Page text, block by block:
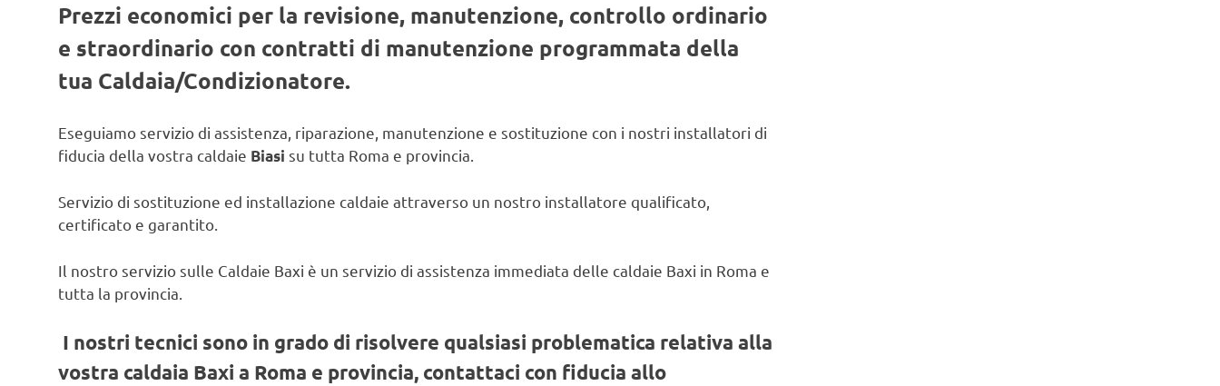
Prezzi economici per la revisione, manutenzione, controllo ordinario
e straordinario con contratti di manutenzione programmata della
tua Caldaia/Condizionatore.
Eseguiamo servizio di assistenza, riparazione, manutenzione e sostituzione con i nostri installatori di
fiducia della vostra caldaie Biasi su tutta Roma e provincia.
Servizio di sostituzione ed installazione caldaie attraverso un nostro installatore qualificato,
certificato e garantito.
Il nostro servizio sulle Caldaie Baxi è un servizio di assistenza immediata delle caldaie Baxi in Roma e
tutta la provincia.
I nostri tecnici sono in grado di risolvere qualsiasi problematica relativa alla
vostra caldaia Baxi a Roma e provincia, contattaci con fiducia allo